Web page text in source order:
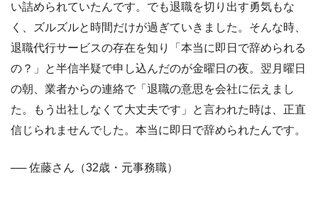
い詰められていたんです。でも退職を切り出す勇気もな
く、ズルズルと時間だけが過ぎていきました。そんな時、
退職代行サービスの存在を知り「本当に即日で辞められる
の？」と半信半疑で申し込んだのが金曜日の夜。翌月曜日
の朝、業者からの連絡で「退職の意思を会社に伝えまし
た。もう出社しなくて大丈夫です」と言われた時は、正直
信じられませんでした。本当に即日で辞められたんです。
── 佐藤さん（32歳・元事務職）